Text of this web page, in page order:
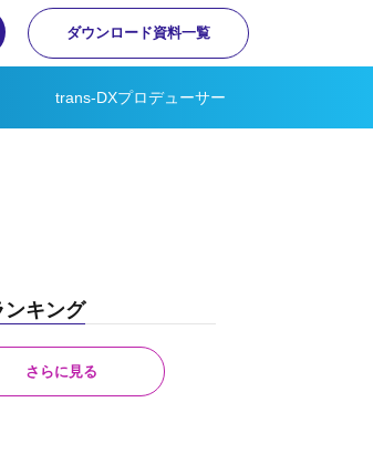
ダウンロード資料一覧
trans-DXプロデューサー
ンキング
さらに見る